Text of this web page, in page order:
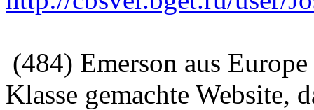
(484) Emerson aus
Klasse gemachte Website,